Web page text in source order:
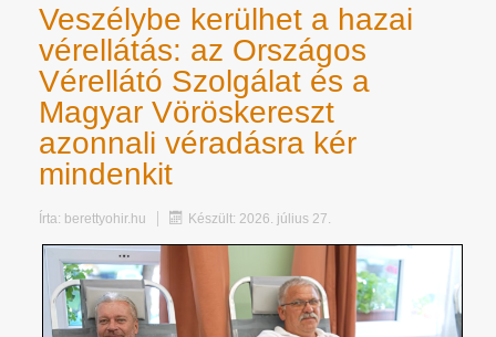
Veszélybe kerülhet a hazai
vérellátás: az Országos
Vérellátó Szolgálat és a
Magyar Vöröskereszt
azonnali véradásra kér
mindenkit
Írta: berettyohir.hu Készült: 2026. július 27.